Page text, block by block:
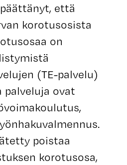
että
korotusosista
on
(TE-palvelu)
palveluja ovat
poistaa
korotusosa,